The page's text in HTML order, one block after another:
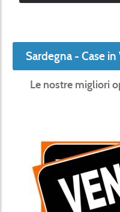
Sardegna - Case
Le nostre migliori